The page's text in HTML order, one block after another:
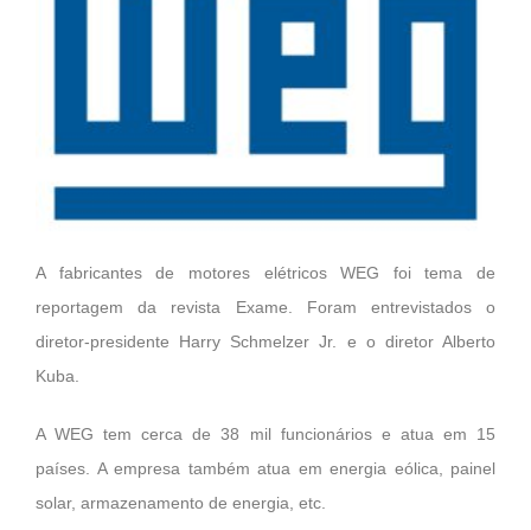
A fabricantes de motores elétricos WEG foi tema de
reportagem da revista Exame. Foram entrevistados o
diretor-presidente Harry Schmelzer Jr. e o diretor Alberto
Kuba.
A WEG tem cerca de 38 mil funcionários e atua em 15
países. A empresa também atua em energia eólica, painel
solar, armazenamento de energia, etc.